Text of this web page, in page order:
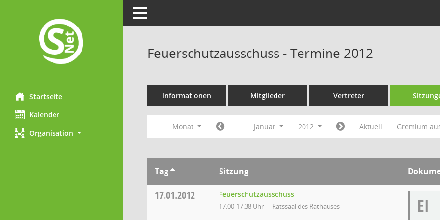
Startseite
Kalender
Organisation
Toggle navigation
Feuerschutzausschuss - Termine 2012
Informationen Mitglieder Vertreter
Monat Januar 2012 Aktuell Gremium
Tag Sitzung
17.01.2012 Feuerschutzausschuss
17:00-17:38 Uhr Ratssaal des Rathauses EI